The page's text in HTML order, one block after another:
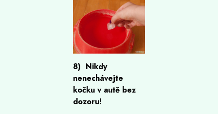
8) Nikdy
nenechávejte
kočku v autě bez
dozoru!